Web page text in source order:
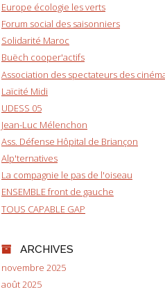
Europe écologie les verts
Forum social des saisonniers
Solidarité Maroc
Buëch cooper'actifs
Association des spectateurs des
Laïcité Midi
UDESS 05
Jean-Luc Mélenchon
Ass. Défense Hôpital de Briançon
Alp'ternatives
La compagnie le pas de l'oiseau
ENSEMBLE front de gauche
TOUS CAPABLE GAP
ARCHIVES
novembre 2025
août 2025